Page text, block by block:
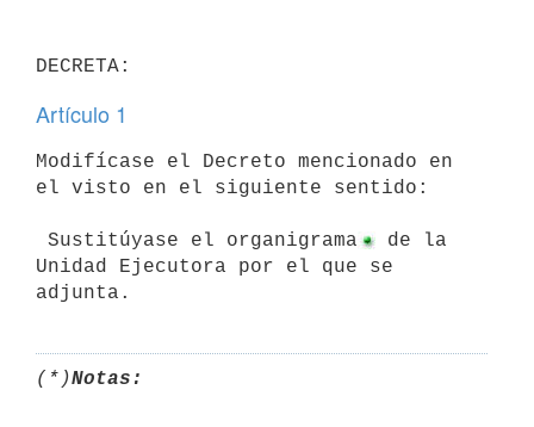
Artículo 1
Modifícase el Decreto mencionado en
el visto en el siguiente sentido:
Sustitúyase el organigrama
de la
Unidad Ejecutora por el que se
adjunta.
(*)Notas: